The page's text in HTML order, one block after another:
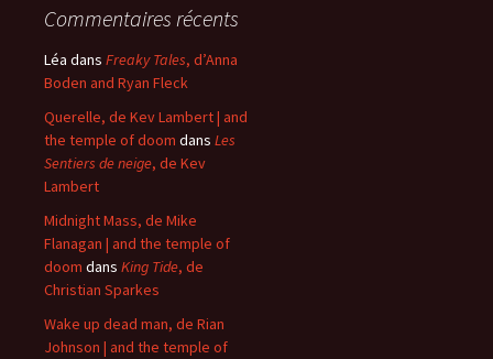
Commentaires récents
Léa dans Freaky Tales, d’Anna
Boden and Ryan Fleck
Querelle, de Kev Lambert | and
the temple of doom dans Les
Sentiers de neige, de Kev
Lambert
Midnight Mass, de Mike
Flanagan | and the temple of
doom dans King Tide, de
Christian Sparkes
Wake up dead man, de Rian
Johnson | and the temple of